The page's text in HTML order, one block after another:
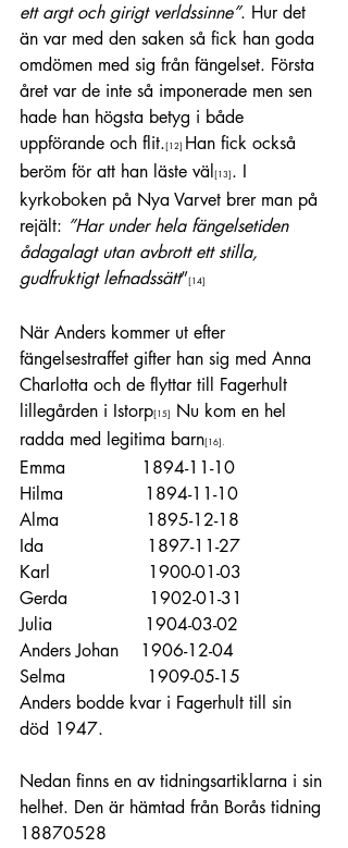
ett argt och girigt verldssinne”. Hur det
än var med den saken så fick han goda
omdömen med sig från fängelset. Första
året var de inte så imponerade men sen
hade han högsta betyg i både
uppförande och flit.[12] Han fick också
beröm för att han läste väl [13] . I
kyrkoboken på Nya Varvet brer man på
rejält: ”Har under hela fängelsetiden
ådagalagt utan avbrott ett stilla,
gudfruktigt lefnadssätt”[14]
När Anders kommer ut efter
fängelsestraffet gifter han sig med Anna
Charlotta och de flyttar till Fagerhult
lillegården i Istorp[15]
Nu kom en hel
radda med legitima barn[16].
Emma              1894-11-10
Hilma               1894-11-10
Alma                1895-12-18
Ida                   1897-11-27
Karl                  1900-01-03
Gerda               1902-01-31
Julia                 1904-03-02
Anders Johan    1906-12-04
Selma               1909-05-15
Anders bodde kvar i Fagerhult till sin
död 1947.
Nedan finns en av tidningsartiklarna i sin
helhet. Den är hämtad från Borås tidning
18870528